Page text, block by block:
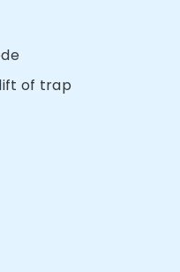
of trap